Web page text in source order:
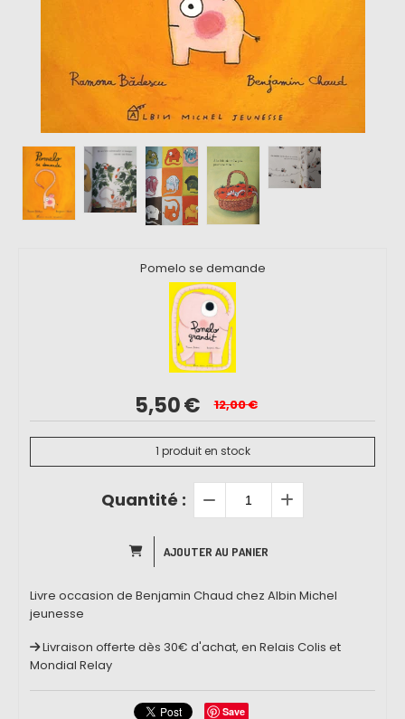
Pomelo se demande
5,50€ 12,00€
1 produit en stock
Quantité :
AJOUTER AU PANIER
Livre occasion de Benjamin Chaud chez Albin Michel
jeunesse
Livraison offerte dès 30€ d'achat, en Relais Colis et
Mondial Relay
Save